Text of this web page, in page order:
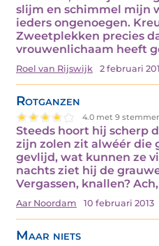
slijm en schimmel mijn
ieders ongenoegen.
Zweetplekken precies
vrouwenlichaam heeft
Roel van Rijswijk 2 februari
Rotganzen
4.0 met 9
Steeds hoort hij scherp
zijn zolen zit alwéér die
gevlijd, wat kunnen ze
nachts ziet hij de
Vergassen, knallen?
Aar Noordam 10 februari 2013
Maar niets